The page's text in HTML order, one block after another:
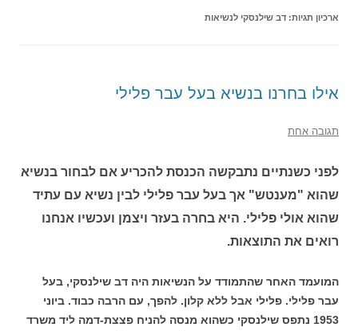
ארכיון תגיות: דב שילנסקי לנשיאות
אילו בחרנו בנשיא בעל עבר פלילי
תגובה אחת
לפני כשנתיים נתבקשה הכנסת להכריע אם לבחור בנשיא
שהוא "מענטש" אך בעל עבר פלילי לבין נשיא עם עתיד
שהוא אולי פלילי. היא בחרה בעזר ויצמן ועכשיו אנחנו
רואים את התוצאות.
המועמד האחר שהתמודד על הנשיאות היה דב שילנסקי, בעל
עבר פלילי. פלילי אבל ללא קלון. להפך, עם הרבה כבוד. ביוני
1953 נתפס שילנסקי כשהוא מנסה להניח פצצת-דמה ליד משרד